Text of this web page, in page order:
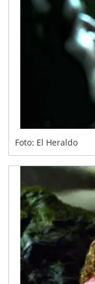
Foto: El Heraldo